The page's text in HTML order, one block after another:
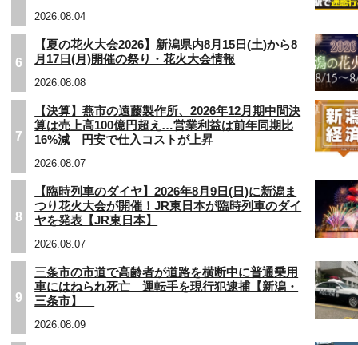
2026.08.04
6
【夏の花火大会2026】新潟県内8月15日(土)から8
月17日(月)開催の祭り・花火大会情報
2026.08.08
7
【決算】燕市の遠藤製作所、2026年12月期中間決
算は売上高100億円超え…営業利益は前年同期比
16%減 円安で仕入コストが上昇
2026.08.07
8
【臨時列車のダイヤ】2026年8月9日(日)に新潟ま
つり花火大会が開催！JR東日本が臨時列車のダイ
ヤを発表【JR東日本】
2026.08.07
9
三条市の市道で高齢者が道路を横断中に普通乗用
車にはねられ死亡 運転手を現行犯逮捕【新潟・
三条市】
2026.08.09